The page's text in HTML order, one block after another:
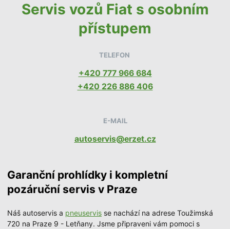
Servis vozů Fiat s osobním
přístupem
TELEFON
+420 777 966 684
+420 226 886 406
E-MAIL
autoservis@erzet.cz
Garanční prohlídky i kompletní
pozáruční servis v Praze
Náš autoservis a pneuservis se nachází na adrese Toužimská
720 na Praze 9 - Letňany. Jsme připraveni vám pomoci s